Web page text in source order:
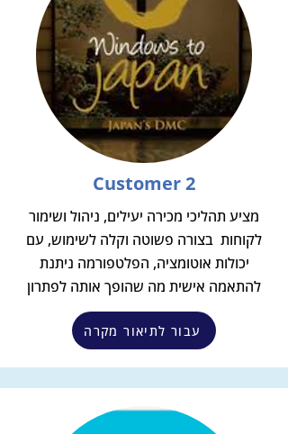
Customer 2
מציע תהליכי מכירה יעילים, ניהול ושימור
לקוחות בצורה פשוטה וקלה לשימוש, עם
יכולות אוטומציה, הפלטפורמה ניתנת
להתאמה אישית מה שהופך אותה לפתרון
עבור לתיאור מקרה